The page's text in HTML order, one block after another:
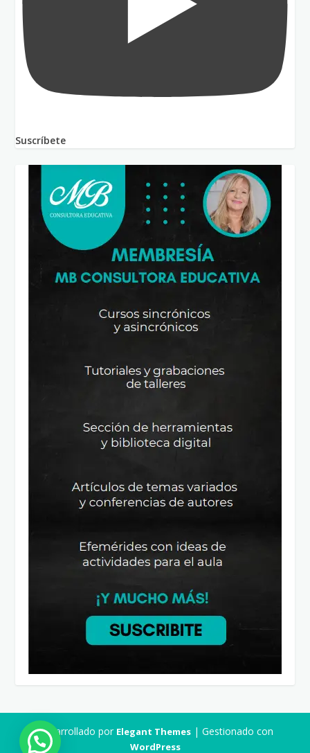
Suscríbete
Desarrollado por Elegant Themes| Gestionado con
WordPress